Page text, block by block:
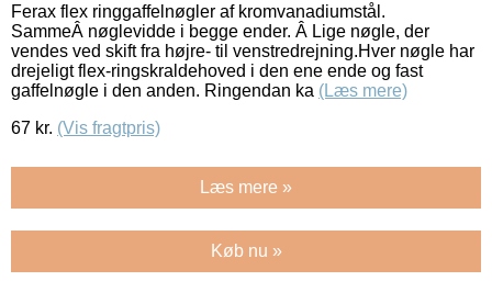
Ferax flex ringgaffelnøgler af kromvanadiumstål.
SammeÂ nøglevidde i begge ender. Â Lige nøgle, der
vendes ved skift fra højre- til venstredrejning.Hver nøgle har
drejeligt flex-ringskraldehoved i den ene ende og fast
gaffelnøgle i den anden. Ringendan ka (Læs mere)
67 kr. (Vis fragtpris)
Læs mere »
Køb nu »